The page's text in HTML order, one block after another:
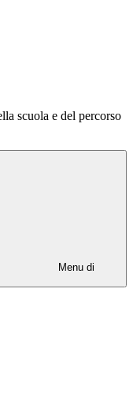
scuola e del percorso
Menu di